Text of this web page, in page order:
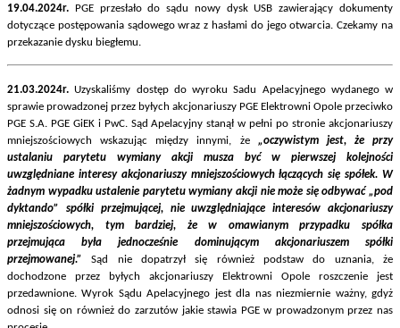
19.04.2024r. PGE przesłało do sądu nowy dysk USB zawierający dokumenty
dotyczące postępowania sądowego wraz z hasłami do jego otwarcia. Czekamy na
przekazanie dysku biegłemu.
21.03.2024r. Uzyskaliśmy dostęp do wyroku Sadu Apelacyjnego wydanego w
sprawie prowadzonej przez byłych akcjonariuszy PGE Elektrowni Opole przeciwko
PGE S.A. PGE GiEK i PwC. Sąd Apelacyjny stanął w pełni po stronie akcjonariuszy
mniejszościowych wskazując między innymi, że „oczywistym jest, że przy
ustalaniu parytetu wymiany akcji musza być w pierwszej kolejności
uwzględniane interesy akcjonariuszy mniejszościowych łączących się spółek. W
żadnym wypadku ustalenie parytetu wymiany akcji nie może się odbywać „pod
dyktando” spółki przejmującej, nie uwzględniające interesów akcjonariuszy
mniejszościowych, tym bardziej, że w omawianym przypadku spółka
przejmująca była jednocześnie dominującym akcjonariuszem spółki
przejmowanej.”Sąd nie dopatrzył się również podstaw do uznania, że
dochodzone przez byłych akcjonariuszy Elektrowni Opole roszczenie jest
przedawnione. Wyrok Sądu Apelacyjnego jest dla nas niezmiernie ważny, gdyż
odnosi się on również do zarzutów jakie stawia PGE w prowadzonym przez nas